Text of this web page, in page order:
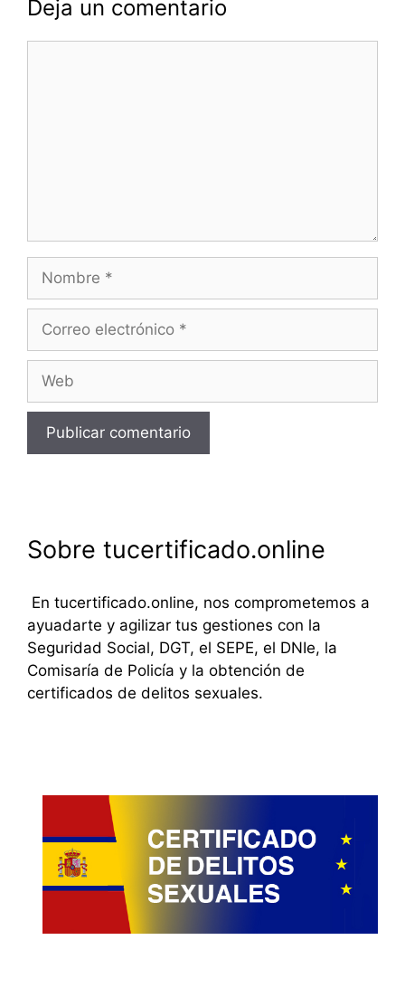
Deja un comentario
Nombre
Correo
Web
Sobre tucertificado.online
En tucertificado.online, nos comprometemos a
ayuadarte y agilizar tus gestiones con la
Seguridad Social, DGT, el SEPE, el DNIe, la
Comisaría de Policía y la obtención de
certificados de delitos sexuales.